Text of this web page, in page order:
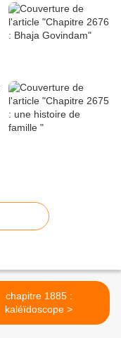
chapitre 1885 :
kaléïdoscope >